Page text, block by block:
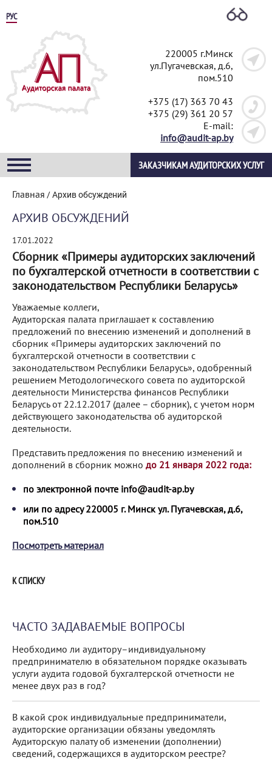
РУС
220005 г.Минск
ул.Пугачевская, д.6,
пом.510
+375 (17) 363 70 43
+375 (29) 361 20 57
E-mail:
info@audit-ap.by
ЗАКАЗЧИКАМ АУДИТОРСКИХ УСЛУГ
Главная /Архив обсуждений
АРХИВ ОБСУЖДЕНИЙ
17.01.2022
Сборник «Примеры аудиторских заключений
по бухгалтерской отчетности в соответствии с
законодательством Республики Беларусь»
Уважаемые коллеги,
Аудиторская палата приглашает к составлению
предложений по внесению изменений и дополнений в
сборник «Примеры аудиторских заключений по
бухгалтерской отчетности в соответствии с
законодательством Республики Беларусь», одобренный
решением Методологического совета по аудиторской
деятельности Министерства финансов Республики
Беларусь от 22.12.2017 (далее – сборник), с учетом норм
действующего законодательства об аудиторской
деятельности.
Представить предложения по внесению изменений и
дополнений в сборник можно до 21 января 2022 года:
по электронной почте info@audit-ap.by
или по адресу220005 г. Минск ул. Пугачевская, д.6,
пом.510
Посмотреть материал
К СПИСКУ
ЧАСТО ЗАДАВАЕМЫЕ ВОПРОСЫ
Необходимо ли аудитору–индивидуальному
предпринимателю в обязательном порядке оказывать
услуги аудита годовой бухгалтерской отчетности не
менее двух раз в год?
В какой срок индивидуальные предприниматели,
аудиторские организации обязаны уведомлять
Аудиторскую палату об изменении (дополнении)
сведений, содержащихся в аудиторском реестре?